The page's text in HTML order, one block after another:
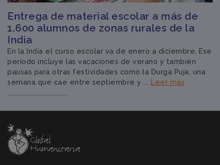
Entrega de material escolar a más de
1.600 alumnos de zonas rurales de la
India
En la India el curso escolar va de enero a diciembre. Ese
período incluye las vacaciones de verano y también
pausas para otras festividades como la Durga Puja, una
semana que cae entre septiembre y ... Leer más